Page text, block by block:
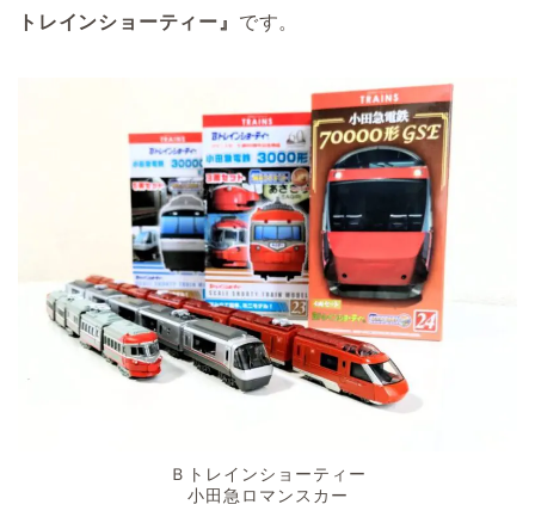
トレインショーティー』 です。
Ｂトレインショーティー
小田急ロマンスカー